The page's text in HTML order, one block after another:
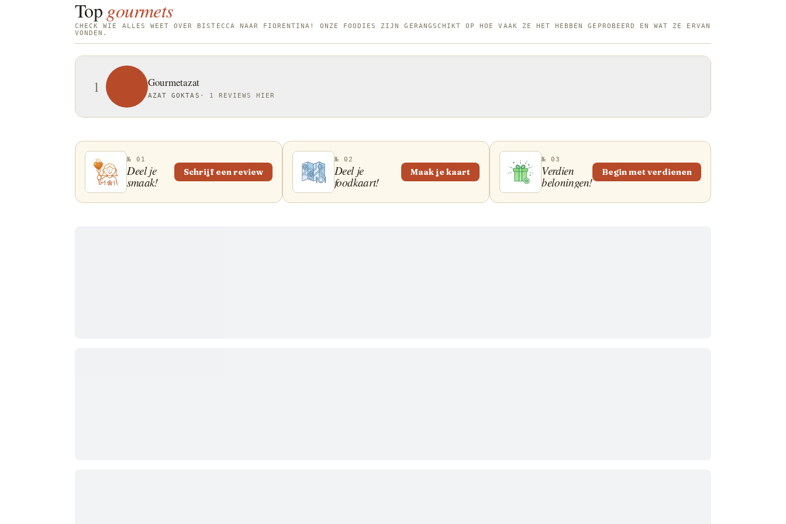
biefstuk op Italiaanse wijze te genieten, kiest u
voor eenvoud: accentueer de rijke smaak van
gegrild rundvlees met niets meer dan een
Top gourmets
CHECK WIE ALLES WEET OVER BISTECCA NAAR FIORENTINA! ONZE FOODIES ZIJN GERANGSCHIKT OP HOE VAAK ZE HET HEBBEN GEPROBEERD EN WAT ZE ERVAN
VONDEN.
1 Gourmetazat
AZAT GOKTAS · 1 REVIEWS HIER
№ 01
Deel je
smaak!
Schrijf een review
№ 02
Deel je
foodkaart!
Maak je kaart
№ 03
Verdien
beloningen!
Begin met verdienen